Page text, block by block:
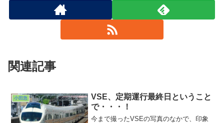
関連記事
小田急
VSE、定期運行最終日ということ
で・・・！
今まで撮ったVSEの写真のなかで、印象